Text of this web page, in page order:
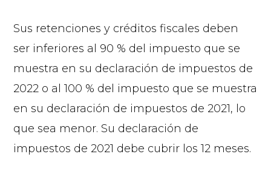
Sus retenciones y créditos fiscales deben
ser inferiores al 90 % del impuesto que se
muestra en su declaración de impuestos de
2022 o al 100 % del impuesto que se muestra
en su declaración de impuestos de 2021, lo
que sea menor. Su declaración de
impuestos de 2021 debe cubrir los 12 meses.